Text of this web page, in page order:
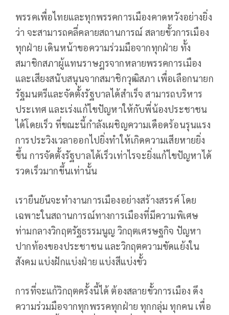
พรรคเพื่อไทยและทุกพรรคการเมืองคาดหวังอย่างยิ่ง
ว่า จะสามารถคลี่คลายสถานการณ์ สลายขั้วการเมือง
ทุกฝ่าย เดินหน้าขอความร่วมมือจากทุกฝ่าย ทั้ง
สมาชิกสภาผู้แทนราษฎรจากหลายพรรคการเมือง
และเสียงสนับสนุนจากสมาชิกวุฒิสภา เพื่อเลือกนายก
รัฐมนตรีและจัดตั้งรัฐบาลได้สำเร็จ สามารถบริหาร
ประเทศ และเร่งแก้ไขปัญหาให้กับพี่น้องประชาชน
ได้โดยเร็ว ที่ขณะนี้กำลังเผชิญความเดือดร้อนรุนแรง
การประวิงเวลาออกไปยิ่งทำให้เกิดความเสียหายยิ่ง
ขึ้น การจัดตั้งรัฐบาลได้เร็วเท่าไรจะยิ่งแก้ไขปัญหาได้
รวดเร็วมากขึ้นเท่านั้น
เรายืนยันจะทำงานการเมืองอย่างสร้างสรรค์ โดย
เฉพาะในสถานการณ์ทางการเมืองที่มีความพิเศษ
ท่ามกลางวิกฤตรัฐธรรมนูญ วิกฤตเศรษฐกิจ ปัญหา
ปากท้องของประชาชน และวิกฤตความขัดแย้งใน
สังคม แบ่งฝักแบ่งฝ่าย แบ่งสีแบ่งขั้ว
การที่จะแก้วิกฤตครั้งนี้ได้ ต้องสลายขั้วการเมือง ดึง
ความร่วมมือจากทุกพรรคทุกฝ่าย ทุกกลุ่ม ทุกคน เพื่อ